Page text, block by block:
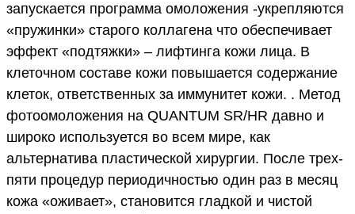
запускается программа омоложения -укрепляются
«пружинки» старого коллагена что обеспечивает
эффект «подтяжки» – лифтинга кожи лица. В
клеточном составе кожи повышается содержание
клеток, ответственных за иммунитет кожи. . Метод
фотоомоложения на QUANTUM SR/НR давно и
широко используется во всем мире, как
альтернатива пластической хирургии. После трех-
пяти процедур периодичностью один раз в месяц
кожа «оживает», становится гладкой и чистой